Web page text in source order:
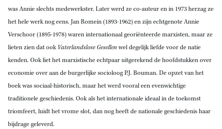
was Annie slechts medewerkster. Later werd ze co-auteur en in 1973 herzag ze
het hele werk nog eens. Jan Romein (1893-1962) en zijn echtgenote Annie
Verschoor (1895-1978) waren internationaal georiënteerde marxisten, maar ze
lieten zien dat ookVaterlandslose Gesellenwel degelijk liefde voor de natie
kenden. Ook liet het marxistische echtpaar uitgerekend de hoofdstukken over
economie over aan de burgerlijke socioloog P.J. Bouman. De opzet van het
boek was sociaal-historisch, maar het werd vooral een evenwichtige
traditionele geschiedenis. Ook als het internationale ideaal in de toekomst
triomfeert, luidt het vrome slot, dan nog heeft de nationale geschiedenis haar
bijdrage geleverd.